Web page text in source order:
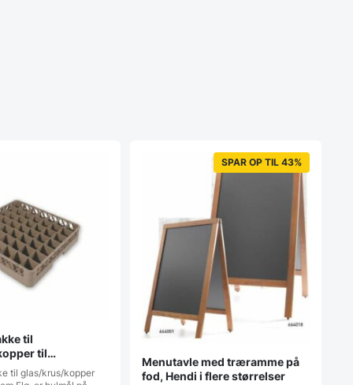
til
til
til glas/krus/kopper
SPAR OP TIL 43%
Menutavle med træramme på
fod, Hendi i flere størrelser